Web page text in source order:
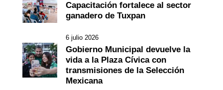
Capacitación fortalece al sector
ganadero de Tuxpan
6 julio 2026
Gobierno Municipal devuelve la
vida a la Plaza Cívica con
transmisiones de la Selección
Mexicana